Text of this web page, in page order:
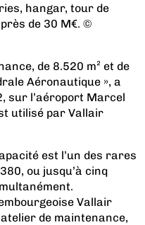
hangar, tour de
de 30 M€. ©
de 8.520 m² et de
Aéronautique », a
sur l’aéroport Marcel
utilisé par Vallair
est l’un des rares
ou jusqu’à cinq
Vallair
de maintenance,